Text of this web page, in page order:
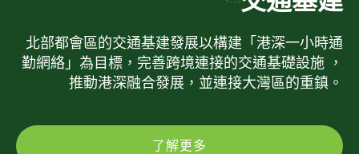
北部都會區的交通基建發展以構建「港深一小時通
勤網絡」為目標，完善跨境連接的交通基礎設施 ，
推動港深融合發展，並連接大灣區的重鎮。
了解更多